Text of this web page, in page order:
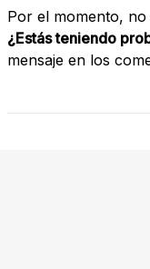
Por el momento,
¿Estás teniendo
mensaje en los